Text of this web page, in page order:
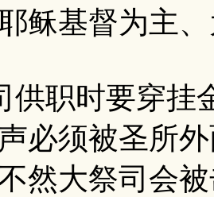
稣基督为主
职时要穿挂
必须被圣所
然大祭司会